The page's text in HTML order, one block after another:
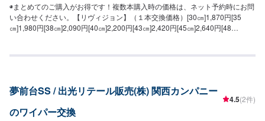
◉まとめてのご購入がお得です！複数本購入時の価格は、ネット予約時にお問
い合わせください。【リヴィジョン】（１本交換価格）[30㎝]1,870円[35
㎝]1,980円[38㎝]2,090円[40㎝]2,200円[43㎝]2,420円[45㎝]2,640円[48
㎝]1,860円[38㎝]1,980円[40㎝]2,090円[43㎝]2,200円[45㎝]2,310円[48
[30RS]1,320円[35RS]1,540円[40RS]1,760円[30RL]1,320円[35RL]1,540円
[40RL]1,760円【ゼリオズ（スタンダード）】（１本交換価格）[AG30]1,320
円[AG35]1,540円[AG38]1,650円[AG40]1,760円[AG43]1,870円[AG45]1,980円
夢前台SS / 出光リテール販売(株) 関西カンパニー
のワイパー交換
4.5(2件)